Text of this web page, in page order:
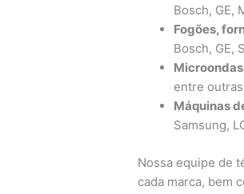
Bosch, GE,
Fogões,
Bosch, GE,
entre
Máquinas
Samsung,
Nossa equipe de
cada marca, bem